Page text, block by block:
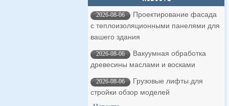
2026-08-06
Проектирование фасада
с теплоизоляционными панелями для
вашего здания
2026-08-06
Вакуумная обработка
древесины маслами и восками
2026-08-06
Грузовые лифты для
стройки обзор моделей